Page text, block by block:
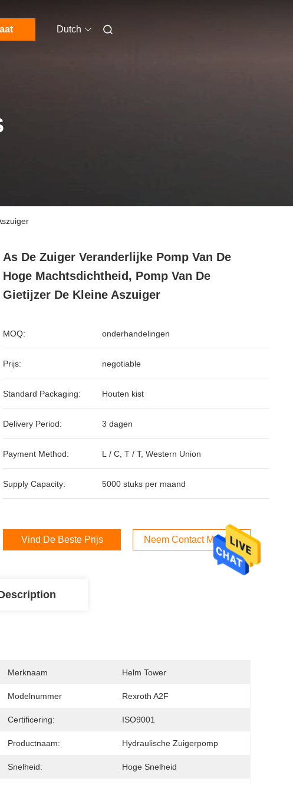
Dutch
As De Zuiger Veranderlijke Pomp Van De
Hoge Machtsdichtheid, Pomp Van De
Gietijzer De Kleine Aszuiger
MOQ: onderhandelingen
Prijs: negotiable
Standard Packaging: Houten kist
Delivery Period: 3 dagen
Payment Method: L / C, T / T, Western Union
Supply Capacity: 5000 stuks per maand
Vind De Beste Prijs Neem Contact Met Ons Op
Merknaam Helm Tower
Modelnummer Rexroth A2F
Certificering: ISO9001
Productnaam: Hydraulische Zuigerpomp
Snelheid: Hoge Snelheid